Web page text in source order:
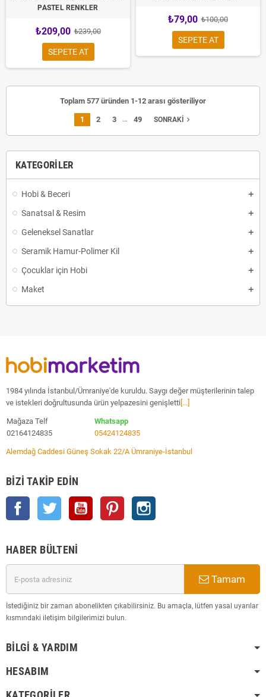
KATEGORILER
Hobi & Beceri
Sanatsal & Resim
Geleneksel Sanatlar
Seramik Hamur-Polimer Kil
Çocuklar için Hobi
Maket
PASTEL RENKLER
₺209,00 ₺239,00
SEPETE AT
₺79,00 ₺100,00
SEPETE AT
Toplam 577 üründen 1-12 arası gösteriliyor
1 2 3 … 49 SONRAKI navigate_next
1984 yılında İstanbul/Ümraniye'de kuruldu. Saygı değer müşterilerinin talep
ve istekleri doğrultusunda ürün yelpazesini genişletti [...]
Mağaza Telf
02164124835
Whatsapp
05424124835
Alemdağ Caddesi Güneş Sokak 22/A Ümraniye-İstanbul
BIZI TAKIP EDIN
Facebook Twitter YouTube Pinterest
HABER BÜLTENI
Tamam
İstediğiniz bir zaman abonelikten çıkabilirsiniz. Bu amaçla, lütfen yasal uyarılar
kısmındaki iletişim bilgilerimizi bulun.
BILGI & YARDIM
HESABIM